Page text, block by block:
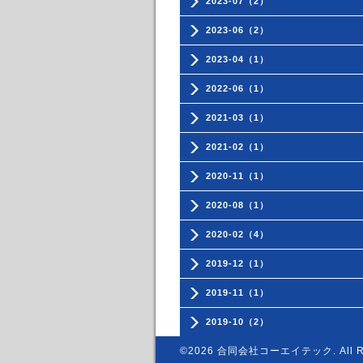
2023-06（2）
2023-04（1）
2022-06（1）
2021-03（1）
2021-02（1）
2020-11（1）
2020-08（1）
2020-02（4）
2019-12（1）
2019-11（1）
2019-10（2）
©2026 合同会社コーエイテック . All